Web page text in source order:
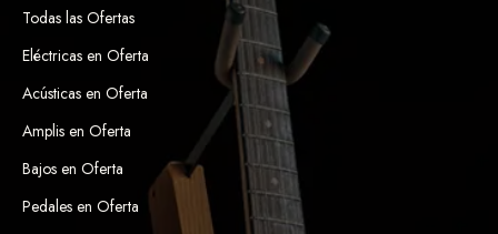
Todas las Ofertas
Eléctricas en Oferta
Acústicas en Oferta
Amplis en Oferta
Bajos en Oferta
Pedales en Oferta